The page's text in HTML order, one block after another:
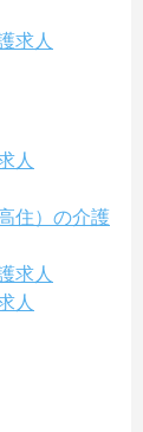
求人
人
住）の介護
求人
人